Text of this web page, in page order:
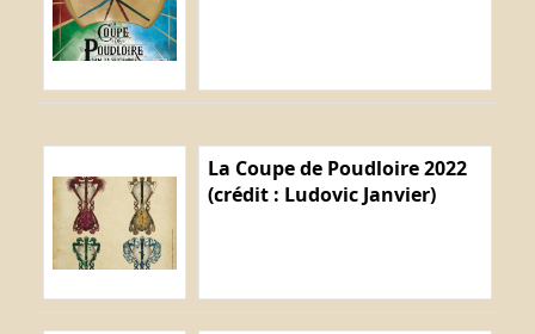
La Coupe de Poudloire 2022
(crédit : Ludovic Janvier)